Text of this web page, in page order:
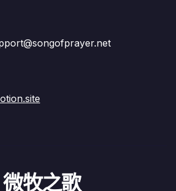
微牧之歌